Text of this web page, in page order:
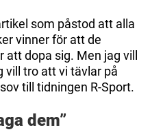
som påstod att alla
vinner för att de
dopa sig. Men jag vill
vill tro att vi tävlar på
till tidningen R-Sport.
dem”